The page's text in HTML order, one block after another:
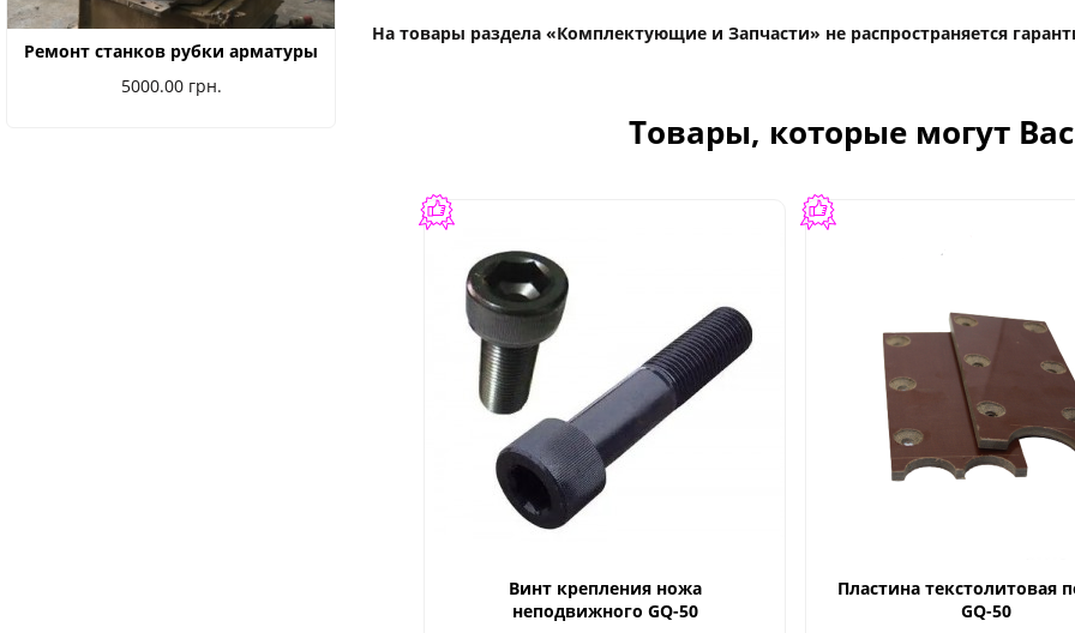
Ремонт станков рубки арматуры
5000.00 грн.
На товары раздела «Комплектующие и Запчасти» не распространяется
Товары, которые могут
Винт крепления ножа
неподвижного GQ-50
Пластина текстолитовая
GQ-50